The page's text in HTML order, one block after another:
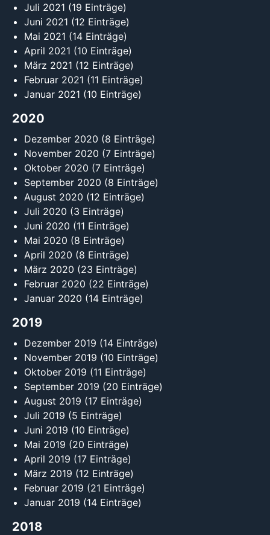
Juli 2021 (19 Einträge)
Juni 2021 (12 Einträge)
Mai 2021 (14 Einträge)
April 2021 (10 Einträge)
März 2021 (12 Einträge)
Februar 2021 (11 Einträge)
Januar 2021 (10 Einträge)
2020
Dezember 2020 (8 Einträge)
November 2020 (7 Einträge)
Oktober 2020 (7 Einträge)
September 2020 (8 Einträge)
August 2020 (12 Einträge)
Juli 2020 (3 Einträge)
Juni 2020 (11 Einträge)
Mai 2020 (8 Einträge)
April 2020 (8 Einträge)
März 2020 (23 Einträge)
Februar 2020 (22 Einträge)
Januar 2020 (14 Einträge)
2019
Dezember 2019 (14 Einträge)
November 2019 (10 Einträge)
Oktober 2019 (11 Einträge)
September 2019 (20 Einträge)
August 2019 (17 Einträge)
Juli 2019 (5 Einträge)
Juni 2019 (10 Einträge)
Mai 2019 (20 Einträge)
April 2019 (17 Einträge)
März 2019 (12 Einträge)
Februar 2019 (21 Einträge)
Januar 2019 (14 Einträge)
2018